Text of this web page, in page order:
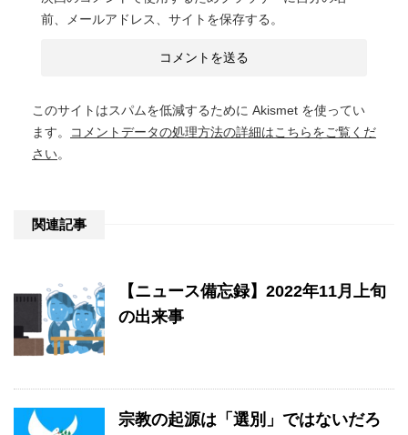
前、メールアドレス、サイトを保存する。
このサイトはスパムを低減するために Akismet を使ってい
ます。
コメントデータの処理方法の詳細はこちらをご覧くだ
さい。
関連記事
【ニュース備忘録】2022年11月上旬
の出来事
宗教の起源は「選別」ではないだろ